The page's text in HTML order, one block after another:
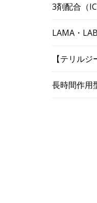
3剤配合（
LAMA・
【テリル
長時間作用